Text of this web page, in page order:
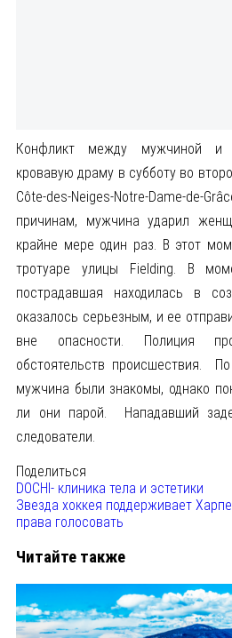
Конфликт между мужчиной
кровавую драму в субботу во
Côte-des-Neiges-Notre-Dame-de-
причинам, мужчина ударил
крайне мере один раз. В этот
тротуаре улицы Fielding. В
пострадавшая находилась в
оказалось серьезным, и ее
вне опасности. Полиция
обстоятельств происшествия.
мужчина были знакомы, однако
ли они парой. Нападавший
следователи.
Поделиться
DOCHI- клиника тела и эстетики
Звезда хоккея поддерживает
права голосовать
Читайте также